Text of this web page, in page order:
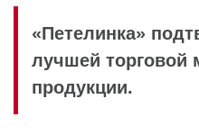
«Петелинка»
лучшей торговой
продукции.